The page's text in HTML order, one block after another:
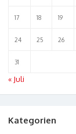
17 18 19
24 25 26
31
« Juli
Kategorien